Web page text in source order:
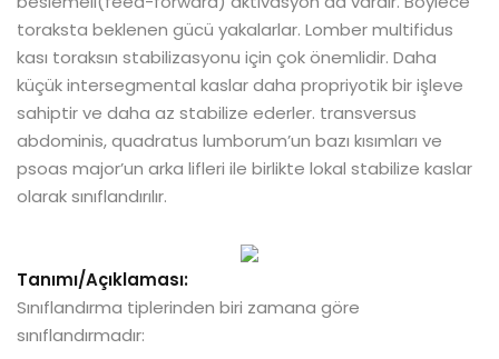
toraksta beklenen gücü yakalarlar. Lomber multifidus
kası toraksın stabilizasyonu için çok önemlidir. Daha
küçük intersegmental kaslar daha propriyotik bir işleve
sahiptir ve daha az stabilize ederler. transversus
abdominis, quadratus lumborum’un bazı kısımları ve
psoas major’un arka lifleri ile birlikte lokal stabilize kaslar
olarak sınıflandırılır.
Tanımı/Açıklaması:
Sınıflandırma tiplerinden biri zamana göre
sınıflandırmadır: